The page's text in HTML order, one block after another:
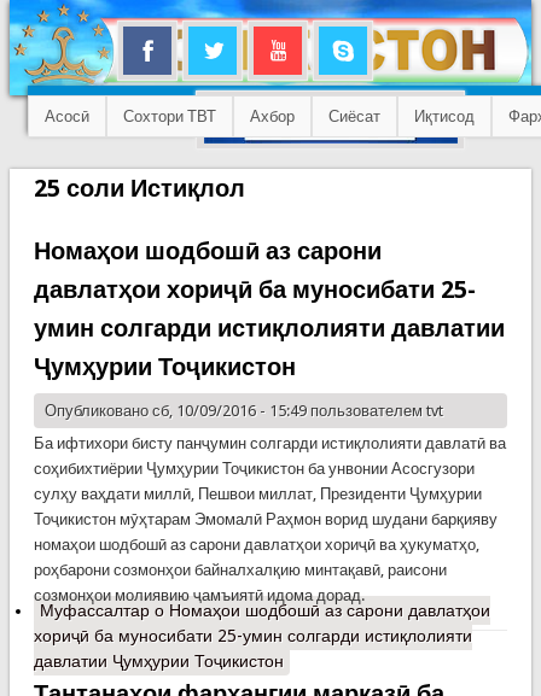
Асосӣ Сохтори ТВТ Ахбор Сиёсат Иқтисод
25 соли Истиқлол
Номаҳои шодбошӣ аз сарони
давлатҳои хориҷӣ ба муносибати 25-
умин солгарди истиқлолияти давлатии
Ҷумҳурии Тоҷикистон
Опубликовано сб, 10/09/2016 - 15:49 пользователем tvt
Ба ифтихори бисту панҷумин солгарди истиқлолияти давлатӣ ва
соҳибихтиёрии Ҷумҳурии Тоҷикистон ба унвонии Асосгузори
сулҳу ваҳдати миллӣ, Пешвои миллат, Президенти Ҷумҳурии
Тоҷикистон мӯҳтарам Эмомалӣ Раҳмон ворид шудани барқияву
номаҳои шодбошӣ аз сарони давлатҳои хориҷӣ ва ҳукуматҳо,
роҳбарони созмонҳои байналхалқию минтақавӣ, раисони
созмонҳои молиявию ҷамъиятӣ идома дорад.
Муфассалтаро Номаҳои шодбошӣ аз сарони давлатҳои
хориҷӣ ба муносибати 25-умин солгарди истиқлолияти
давлатии Ҷумҳурии Тоҷикистон